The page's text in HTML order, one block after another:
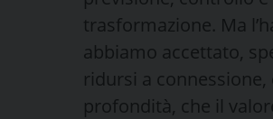
trasformazione. Ma
abbiamo accettato,
ridursi a
profondità, che il